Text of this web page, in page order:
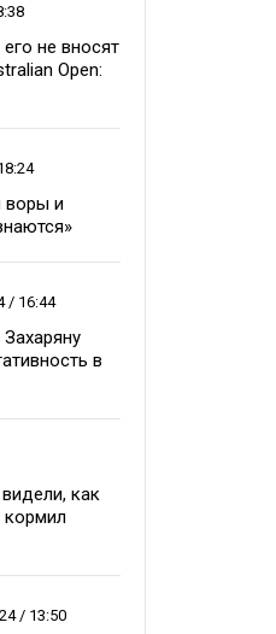
не вносят
Open:
воры и
/ 16:44
в
как
/ 13:50